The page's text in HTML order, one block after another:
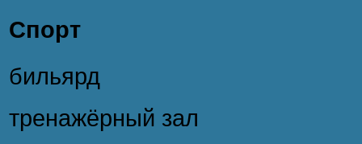
Спорт
бильярд
тренажёрный зал